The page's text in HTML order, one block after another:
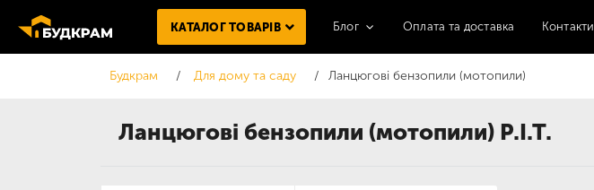
Ланцюгові бензопили (мотопили) P.I.T.
КАТАЛОГ ТОВАРІВ Блог Оплата та доставка Контакти
Будкрам Для дому та саду Ланцюгові бензопили (мотопили)